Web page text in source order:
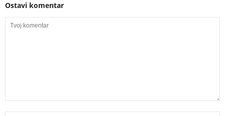
Ostavi komentar